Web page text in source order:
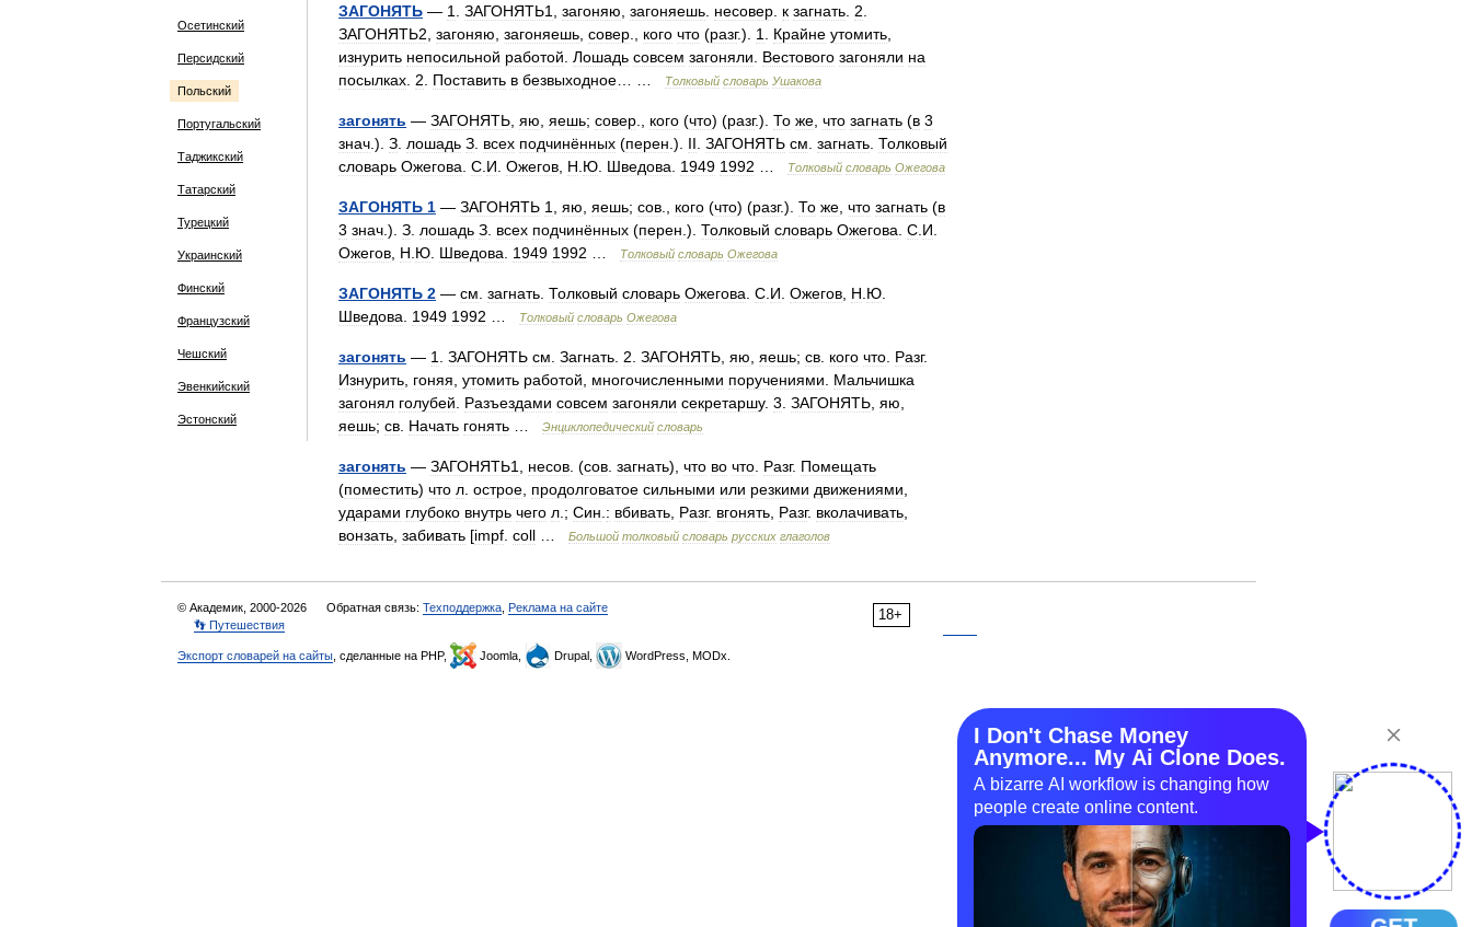
Осетинский
Персидский
Польский
Португальский
Таджикский
Татарский
Турецкий
Украинский
Финский
Французский
Чешский
Эвенкийский
Эстонский
ЗАГОНЯТЬ — 1 ЗАГОНЯТЬ1 загоняю загоняешь несовер к загнать 2
ЗАГОНЯТЬ2 загоняю загоняешь совер кого что (разг.). 1 Крайне утомить
изнурить непосильной работой Лошадь совсем загоняли Вестового загоняли на
посылках 2 Поставить в безвыходное Толковый словарь Ушакова
загонять — ЗАГОНЯТЬ яю яешь; совер кого (что) (разг.). То же что загнать (в 3
знач .). З лошадь З всех подчинённых (перен .). II ЗАГОНЯТЬ см загнать Толковый
словарь Ожегова С И Ожегов Н Ю Шведова 1949 1992 Толковый словарь Ожегова
ЗАГОНЯТЬ 1 — ЗАГОНЯТЬ 1 яю яешь; сов кого (что) (разг.). То же что загнать (в
3 знач .). З лошадь З всех подчинённых (перен .). Толковый словарь Ожегова С И
Ожегов Н Ю Шведова 1949 1992 Толковый словарь Ожегова
ЗАГОНЯТЬ 2 — см загнать Толковый словарь Ожегова С И Ожегов Н Ю
Шведова
1949 1992 Толковый словарь Ожегова
загонять — 1 ЗАГОНЯТЬ см Загнать 2 ЗАГОНЯТЬ яю яешь; св кого что Разг.
Изнурить гоняя утомить работой многочисленными поручениями
Мальчишка
загонял голубей Разъездами совсем загоняли секретаршу. 3 ЗАГОНЯТЬ яю
яешь; св Начать гонять Энциклопедический словарь
загонять — ЗАГОНЯТЬ1 несов . (сов загнать), что во что Разг. Помещать
(поместить) что л острое продолговатое сильными или резкими движениями
ударами глубоко внутрь чего л .; Син : вбивать Разг. вгонять Разг. вколачивать
вонзать забивать [impf coll Большой толковый словарь русских глаголов
18+
© Академик, 2000-2026 Обратная связь: Техподдержка Реклама на сайте
👣 Путешествия
Экспорт словарей на сайты , сделанные на PHP, Joomla, Drupal, WordPress, MODx.